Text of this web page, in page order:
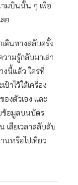
มบินนั้น ๆ เพื่อ
ย
ดินทางสลับครั้ง
ามรู้กลับมาเล่า
งนี้แล้ว ใครที่
าไว้ใต้เครื่อง
งตัวเอง และ
ข้อมูลบนบัตร
เสียเวลาสลับสับ
นหรือไปเที่ยว